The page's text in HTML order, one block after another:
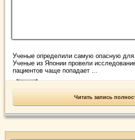
Ученые определили самую опасную для
Ученые из Японии провели
пациентов чаще попадает ...
Читать запись